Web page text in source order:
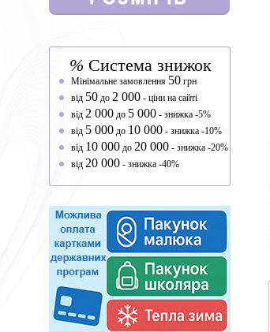
% Система знижок
Мінімальне замовлення 50 грн
від 50 до 2 000 - ціни на сайті
від 2 000 до 5 000 - знижка -5%
від 5 000 до 10 000 - знижка -10%
від 10 000 до 20 000 - знижка -20%
від 20 000 - знижка -40%